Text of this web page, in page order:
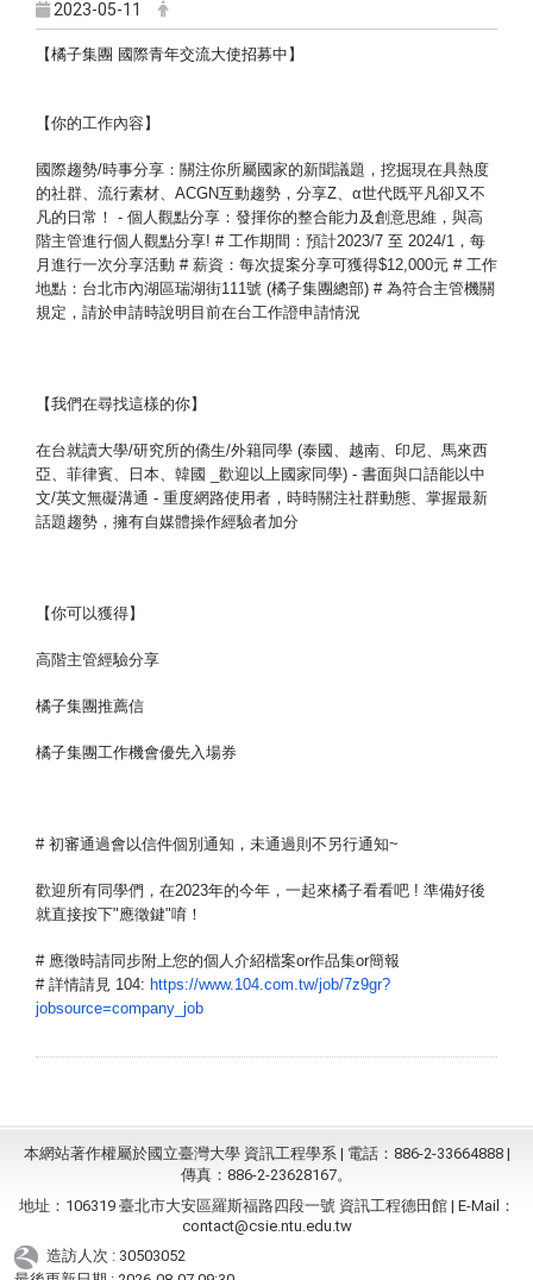
2023-05-11
【橘子集團 國際青年交流大使招募中 】
【你的工作內容】
國際趨勢/時事分享：關注你所屬國家的新聞議題， 挖掘現在具熱度
的社群、流行素材、ACGN互動趨勢，分享Z、 α世代既平凡卻又不
凡的日常！ - 個人觀點分享：發揮你的整合能力及創意思維， 與高
階主管進行個人觀點分享! # 工作期間：預計2023/7 至 2024/1，每
月進行一次分享活動 # 薪資：每次提案分享可獲得$12,000元 # 工作
地點：台北市內湖區瑞湖街111號 (橘子集團總部) # 為符合主管機關
規定，請於申請時說明目前在台工作證申請情況
【我們在尋找這樣的你】
在台就讀大學/研究所的僑生/外籍同學 (泰國、越南、印尼、馬來西
亞、菲律賓、日本、韓國 _歡迎以上國家同學) - 書面與口語能以中
文/英文無礙溝通 - 重度網路使用者，時時關注社群動態、掌握最新
話題趨勢， 擁有自媒體操作經驗者加分
【你可以獲得】
高階主管經驗分享
橘子集團推薦信
橘子集團工作機會優先入場券
# 初審通過會以信件個別通知，未通過則不另行通知~
歡迎所有同學們，在2023年的今年，一起來橘子看看吧 ! 準備好後
就直接按下"應徵鍵"唷！
# 應徵時請同步附上您的個人介紹檔案or作品集or簡報
# 詳情請見 104: https://www.104.com.tw/job/7z9gr?
jobsource=company_job
本網站著作權屬於國立臺灣大學 資訊工程學系 | 電話：886-2-33664888 |
傳真：886-2-23628167。
地址：106319 臺北市大安區羅斯福路四段一號 資訊工程德田館 | E-Mail：
contact@csie.ntu.edu.tw
造訪人次 : 30503052